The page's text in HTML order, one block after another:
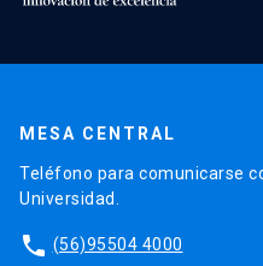
MESA CENTRAL
Teléfono para comunicarse
Universidad.
phone (56)95504 4000